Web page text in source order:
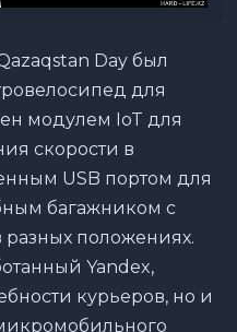
Day был
для
модулем IoT для
скорости в
USB портом для
багажником с
положениях.
Yandex,
курьеров, но и